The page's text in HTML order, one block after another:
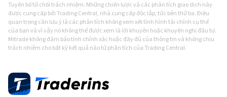
Tuyên bố từ chối trách nhiệm: Những chiến lược và các phân tích giao dịch này
được cung cấp bởi Trading Central, nhà cung cấp độc lập, tức bên thứ ba. Điều
quan trọng cần lưu ý là các phân tích không xem xét tình hình tài chính cụ thể
của bạn và vì vậy nó không thể được xem là lời khuyên hoặc khuyến nghị đầu tư.
Mitrade không đảm bảo tính chính xác hoặc đầy đủ của thông tin và không chịu
trách nhiệm cho bất kỳ kết quả nào từ phân tích của Trading Central.